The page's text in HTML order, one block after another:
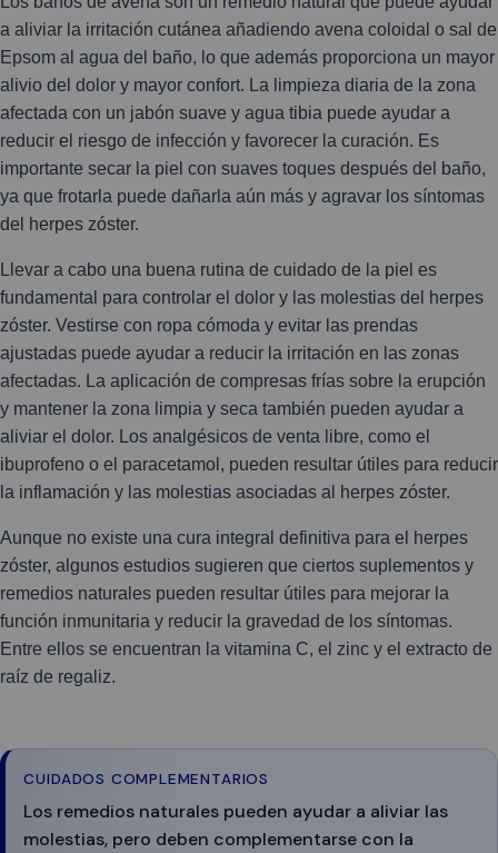
a aliviar la irritación cutánea añadiendo avena coloidal o sal de
Epsom al agua del baño, lo que además proporciona un mayor
alivio del dolor y mayor confort. La limpieza diaria de la zona
afectada con un jabón suave y agua tibia puede ayudar a
reducir el riesgo de infección y favorecer la curación. Es
importante secar la piel con suaves toques después del baño,
ya que frotarla puede dañarla aún más y agravar los síntomas
del herpes zóster.
Llevar a cabo una buena rutina de cuidado de la piel es
fundamental para controlar el dolor y las molestias del herpes
zóster. Vestirse con ropa cómoda y evitar las prendas
ajustadas puede ayudar a reducir la irritación en las zonas
afectadas. La aplicación de compresas frías sobre la erupción
y mantener la zona limpia y seca también pueden ayudar a
aliviar el dolor. Los analgésicos de venta libre, como el
ibuprofeno o el paracetamol, pueden resultar útiles para reducir
la inflamación y las molestias asociadas al herpes zóster.
Aunque no existe una cura integral definitiva para el herpes
zóster, algunos estudios sugieren que ciertos suplementos y
remedios naturales pueden resultar útiles para mejorar la
función inmunitaria y reducir la gravedad de los síntomas.
Entre ellos se encuentran la vitamina C, el zinc y el extracto de
raíz de regaliz.
CUIDADOS COMPLEMENTARIOS
Los remedios naturales pueden ayudar a aliviar las
molestias, pero deben complementarse con la